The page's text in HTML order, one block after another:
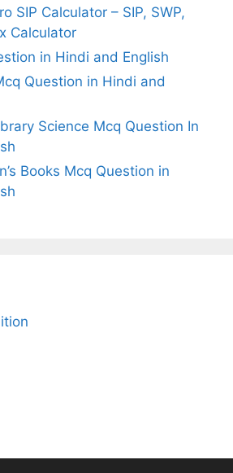
SIP Calculator – SIP, SWP,
Calculator
in Hindi and English
Question in Hindi and
Science Mcq Question In
Books Mcq Question in